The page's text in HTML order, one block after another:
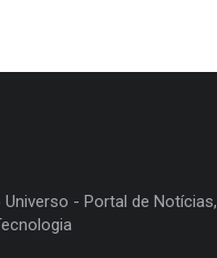
- Portal de Notícias,